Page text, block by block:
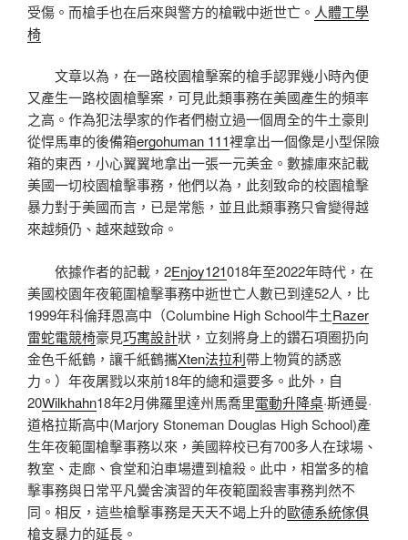
受傷。而槍手也在后來與警方的槍戰中逝世亡。 人體工學
椅
文章以為，在一路校園槍擊案的槍手認罪幾小時內便
又產生一路校園槍擊案，可見此類事務在美國產生的頻率
之高。作為犯法學家的作者們樹立過一個周全的牛土豪則
從悍馬車的後備箱ergohuman 111裡拿出一個像是小型保險
箱的東西，小心翼翼地拿出一張一元美金。數據庫來記載
美國一切校園槍擊事務，他們以為，此刻致命的校園槍擊
暴力對于美國而言，已是常態，並且此類事務只會變得越
來越頻仍、越來越致命。
依據作者的記載，2Enjoy121018年至2022年時代，在
美國校園年夜範圍槍擊事務中逝世亡人數已到達52人，比
1999年科倫拜恩高中（Columbine High School牛土Razer
雷蛇電競椅豪見巧寓設計狀，立刻將身上的鑽石項圈扔向
金色千紙鶴，讓千紙鶴攜Xten法拉利帶上物質的誘惑
力。）年夜屠戮以來前18年的總和還要多。此外，自
20Wilkhahn18年2月佛羅里達州馬喬里電動升降桌·斯通曼·
道格拉斯高中(Marjory Stoneman Douglas High School)產
生年夜範圍槍擊事務以來，美國粹校已有700多人在球場、
教室、走廊、食堂和泊車場遭到槍殺。此中，相當多的槍
擊事務與日常平凡黌舍演習的年夜範圍殺害事務判然不
同。相反，這些槍擊事務是天天不竭上升的歐德系統傢俱
槍支暴力的延長。